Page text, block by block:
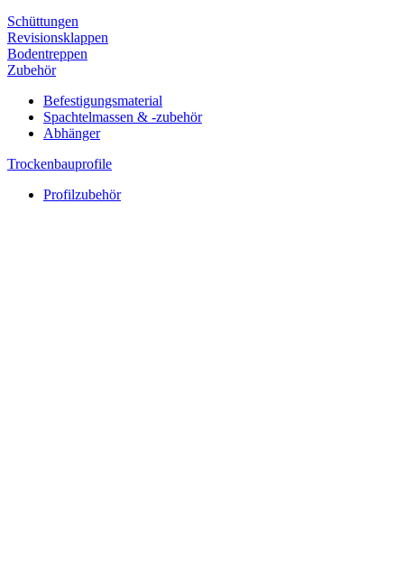
Schüttungen
Revisionsklappen
Bodentreppen
Zubehör
Befestigungsmaterial
Spachtelmassen & -zubehör
Abhänger
Trockenbauprofile
Profilzubehör